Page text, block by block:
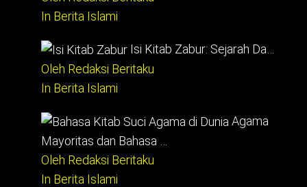
In Berita Islami
Isi Kitab Zabur: Sejarah Da…
Oleh Redaksi Beritaku
In Berita Islami
Agama
Mayoritas dan Bahasa …
Oleh Redaksi Beritaku
In Berita Islami